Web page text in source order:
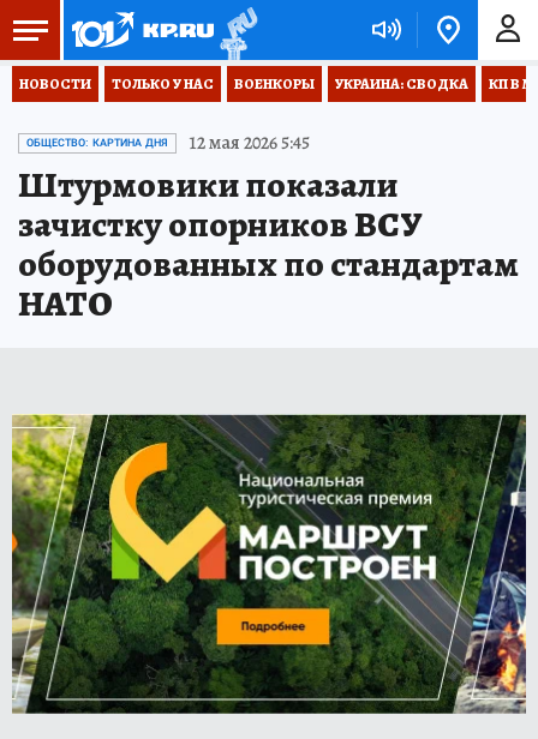
НОВОСТИ ТОЛЬКО У НАС ВОЕНКОРЫ УКРАИНА: СВОДКА КП В
ОБЩЕСТВО: КАРТИНА ДНЯ 12 мая 2026 5:45
Штурмовики показали
зачистку опорников ВСУ
оборудованных по стандартам
НАТО